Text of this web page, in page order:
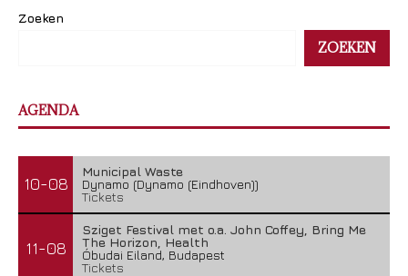
Zoeken
ZOEKEN
AGENDA
10-08
Municipal Waste
Dynamo (Dynamo (Eindhoven))
Tickets
11-08
Sziget Festival met o.a. John Coffey, Bring Me
The Horizon, Health
Óbudai Eiland, Budapest
Tickets